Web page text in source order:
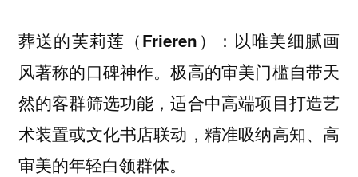
葬送的芙莉莲（Frieren）： 以唯美细腻画
风著称的口碑神作。极高的审美门槛自带天
然的客群筛选功能，适合中高端项目打造艺
术装置或文化书店联动，精准吸纳高知、高
审美的年轻白领群体。